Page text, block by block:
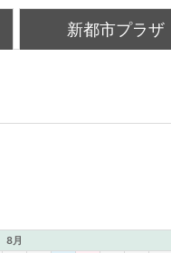
新都市プラザ
8月